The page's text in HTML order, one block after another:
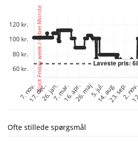
Ofte stillede spørgsmål